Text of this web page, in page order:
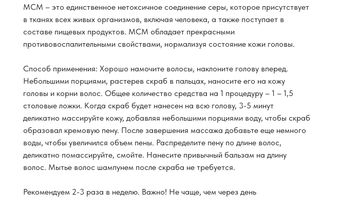
МСМ – это единственное нетоксичное соединение серы, которое присутствует
в тканях всех живых организмов, включая человека, а также поступает в
составе пищевых продуктов. МСМ обладает прекрасными
противовоспалительными свойствами, нормализуя состояние кожи головы.
Способ применения: Хорошо намочите волосы, наклоните голову вперед.
Небольшими порциями, растерев скраб в пальцах, наносите его на кожу
головы и корни волос. Общее количество средства на 1 процедуру – 1 – 1,5
столовые ложки. Когда скраб будет нанесен на всю голову, 3-5 минут
деликатно массируйте кожу, добавляя небольшими порциями воду, чтобы скраб
образовал кремовую пену. После завершения массажа добавьте еще немного
воды, чтобы увеличился объем пены. Распределите пену по длине волос,
деликатно помассируйте, смойте. Нанесите привычный бальзам на длину
волос. Мытье волос шампунем после скраба не требуется.
Рекомендуем 2-3 раза в неделю. Важно! Не чаще, чем через день